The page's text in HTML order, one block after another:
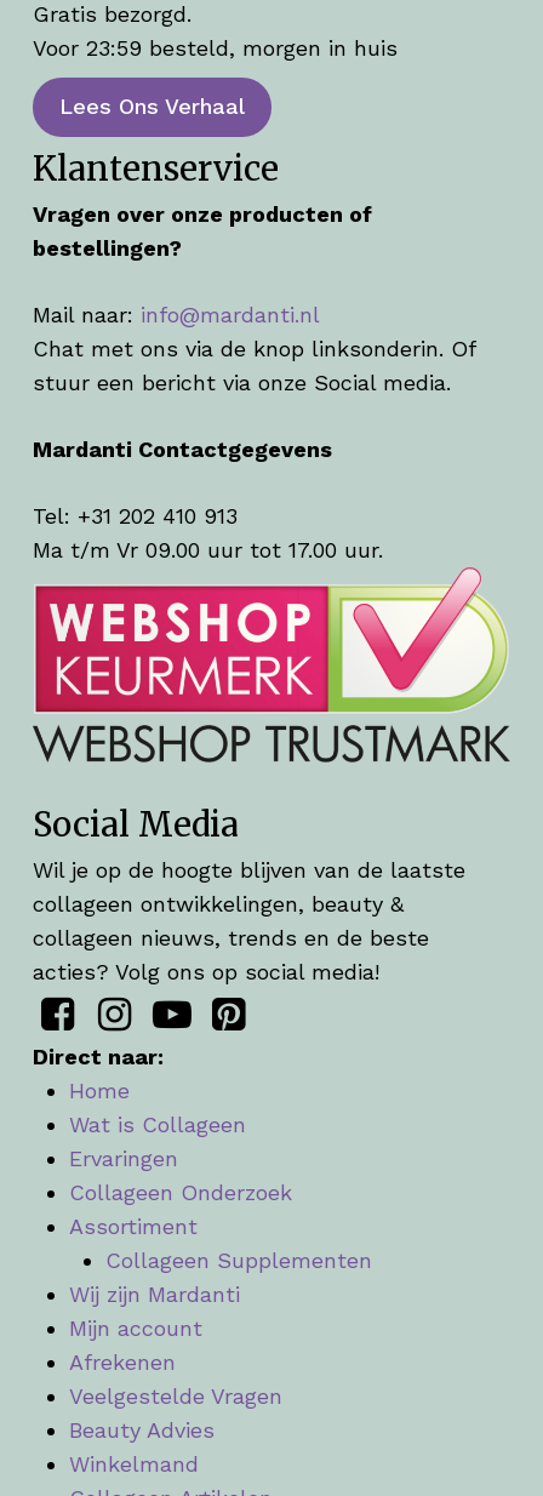
Gratis bezorgd.
Voor 23:59 besteld, morgen in huis
Lees Ons Verhaal
Klantenservice
Vragen over onze producten of
bestellingen?
Mail naar: info@mardanti.nl
Chat met ons via de knop linksonderin. Of
stuur een bericht via onze Social media.
Mardanti Contactgegevens
Tel: +31 202 410 913
Ma t/m Vr 09.00 uur tot 17.00 uur.
Social Media
Wil je op de hoogte blijven van de laatste
collageen ontwikkelingen, beauty &
collageen nieuws, trends en de beste
acties? Volg ons op social media!
Direct naar:
Home
Wat is Collageen
Ervaringen
Collageen Onderzoek
Assortiment
Collageen Supplementen
Wij zijn Mardanti
Mijn account
Afrekenen
Veelgestelde Vragen
Beauty Advies
Winkelmand